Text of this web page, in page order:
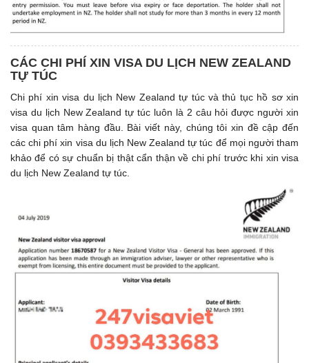
CÁC CHI PHÍ XIN VISA DU LỊCH NEW ZEALAND
TỰ TÚC
Chi phí xin visa du lịch New Zealand tự túc và thủ tục hồ sơ xin
visa du lịch New Zealand tự túc luôn là 2 câu hỏi được người xin
visa quan tâm hàng đầu. Bài viết này, chúng tôi xin đề cập đến
các chi phí xin visa du lịch New Zealand tự túc để mọi người tham
khảo để có sự chuẩn bị thật cẩn thận về chi phí trước khi xin visa
du lịch New Zealand tự túc.